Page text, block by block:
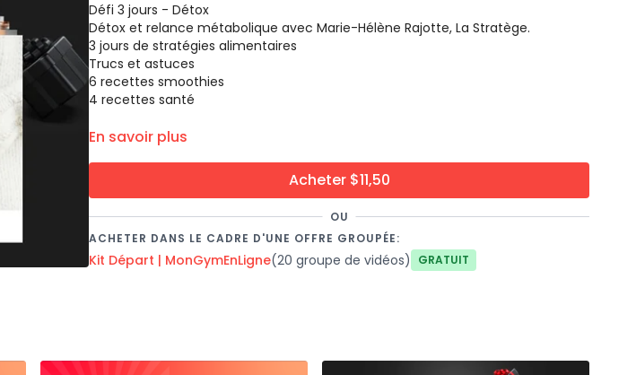
Défi 3 jours - Détox
Détox et relance métabolique avec Marie-Hélène Rajotte, La Stratège.
3 jours de stratégies alimentaires
Trucs et astuces
6 recettes smoothies
4 recettes santé
En savoir plus
Acheter $11,50
OU
ACHETER DANS LE CADRE D'UNE OFFRE GROUPÉE:
Kit Départ | MonGymEnLigne(20 groupe de vidéos) Gratuit